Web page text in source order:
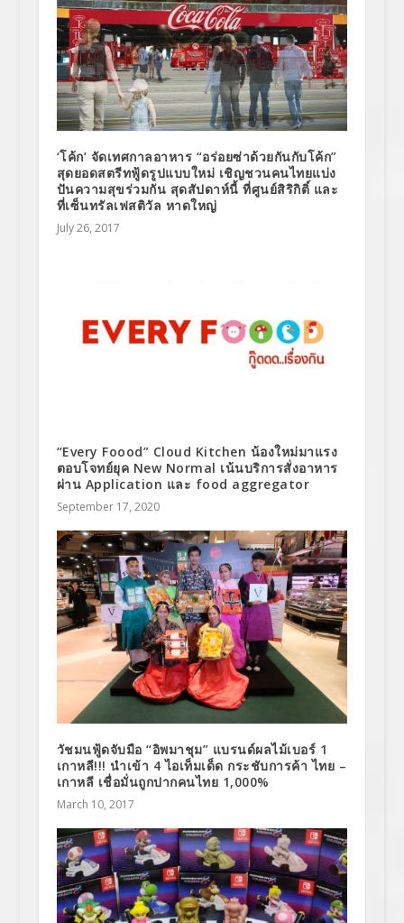
‘โค้ก’ จัดเทศกาลอาหาร “อร่อยซ่าด้วยกันกับโค้ก”
สุดยอดสตรีทฟู้ดรูปแบบใหม่ เชิญชวนคนไทยแบ่ง
ปันความสุขร่วมกัน สุดสัปดาห์นี้ ที่ศูนย์สิริกิติ์ และ
ที่เซ็นทรัลเฟสติวัล หาดใหญ่
July 26, 2017
“Every Foood” Cloud Kitchen น้องใหม่มาแรง
ตอบโจทย์ยุค New Normal เน้นบริการสั่งอาหาร
ผ่าน Application และ food aggregator
September 17, 2020
วัชมนฟู้ดจับมือ “อิพมาชุม” แบรนด์ผลไม้เบอร์ 1
เกาหลี!!! นำเข้า 4 ไอเท็มเด็ด กระชับการค้า ไทย –
เกาหลี เชื่อมั่นถูกปากคนไทย 1,000%
March 10, 2017